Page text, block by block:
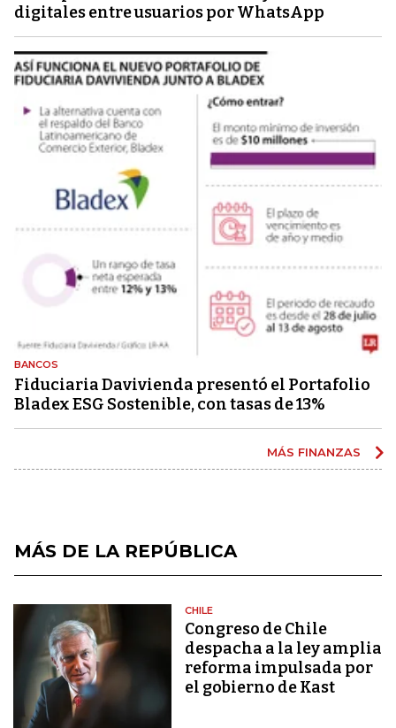
digitales entre usuarios por WhatsApp
BANCOS
Fiduciaria Davivienda presentó el Portafolio
Bladex ESG Sostenible, con tasas de 13%
MÁS FINANZAS
MÁS DE LA REPÚBLICA
CHILE
Congreso de Chile
despacha a la ley amplia
reforma impulsada por
el gobierno de Kast